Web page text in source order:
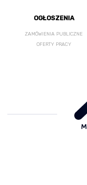
OGŁOSZENIA
ZAMÓWIENIA PUBLICZNE
OFERTY PRACY